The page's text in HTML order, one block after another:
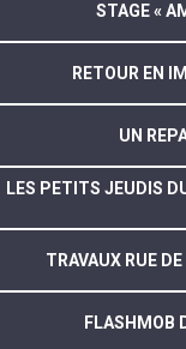
STAGE «
RETOUR EN
UN
LES PETITS JEUDIS
TRAVAUX RUE
FLASHMOB